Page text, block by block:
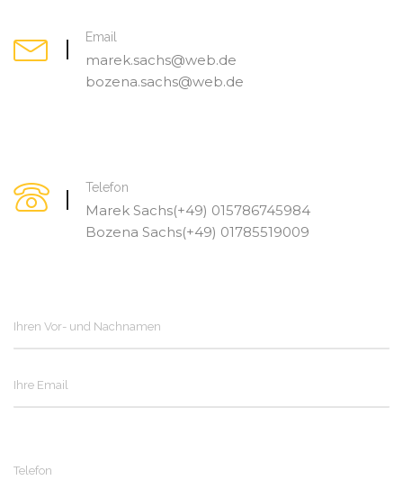
Email
marek.sachs@web.de
bozena.sachs@web.de
Telefon
Marek Sachs(+49) 015786745984
Bozena Sachs(+49) 01785519009